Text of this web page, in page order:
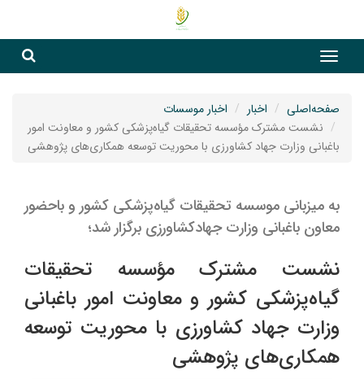
صفحه‌اصلی اخبار
اخبار موسسات
نشست مشترک مؤسسه تحقیقات گیاه‌پزشکی کشور و معاونت امور
باغبانی وزارت جهاد کشاورزی با محوریت توسعه همکاری‌های پژوهشی
به میزبانی موسسه تحقیقات گیاه‌پزشکی کشور و باحضور
معاون باغبانی وزارت جهادکشاورزی برگزار شد؛
نشست مشترک مؤسسه تحقیقات
گیاه‌پزشکی کشور و معاونت امور باغبانی
وزارت جهاد کشاورزی با محوریت توسعه
همکاری‌های پژوهشی